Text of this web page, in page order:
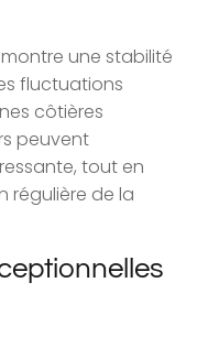
une stabilité
fluctuations
côtières
peuvent
tout en
régulière de la